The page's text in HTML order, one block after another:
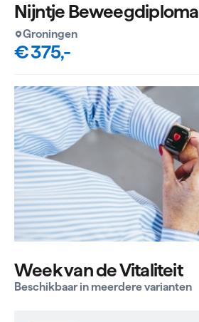
Nijntje Beweegdiploma
Groningen
€ 375,-
Week van de Vitaliteit
Beschikbaar in meerdere varianten